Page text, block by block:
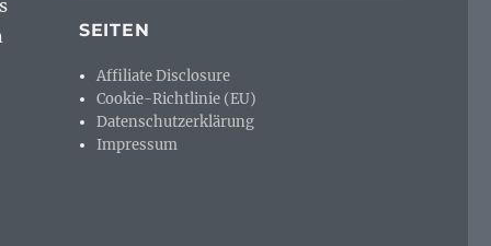
SEITEN
Affiliate Disclosure
Cookie-Richtlinie (EU)
Datenschutzerklärung
Impressum